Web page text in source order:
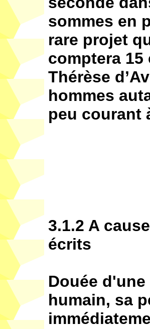
sommes en
rare projet
comptera
Thérèse
hommes
peu courant
3.1.2 A
écrits
Douée
humain, sa